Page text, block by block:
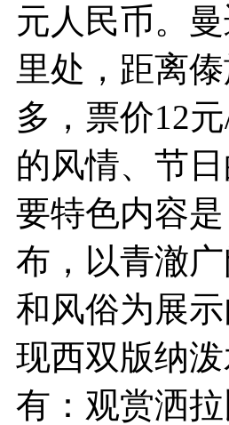
元人民币。
里处，距离
多，票价12
的风情、节
要特色内容
布，以青澈
和风俗为展
现西双版纳
有：观赏洒